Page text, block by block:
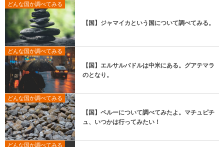
どんな国か調べてみる
【国】ジャマイカという国について調べてみる。
どんな国か調べてみる
【国】エルサルバドルは中米にある。グアテマラ
のとなり。
どんな国か調べてみる
【国】ペルーについて調べてみたよ。マチュピチ
ュ、いつかは行ってみたい！
どんな国か調べてみる